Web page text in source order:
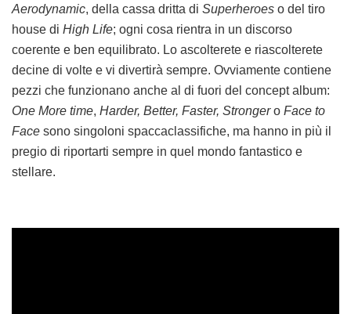
Aerodynamic, della cassa dritta di Superheroes o del tiro
house di High Life; ogni cosa rientra in un discorso
coerente e ben equilibrato. Lo ascolterete e riascolterete
decine di volte e vi divertirà sempre. Ovviamente contiene
pezzi che funzionano anche al di fuori del concept album:
One More time, Harder, Better, Faster, Strongero Face to
Face sono singoloni spaccaclassifiche, ma hanno in più il
pregio di riportarti sempre in quel mondo fantastico e
stellare.